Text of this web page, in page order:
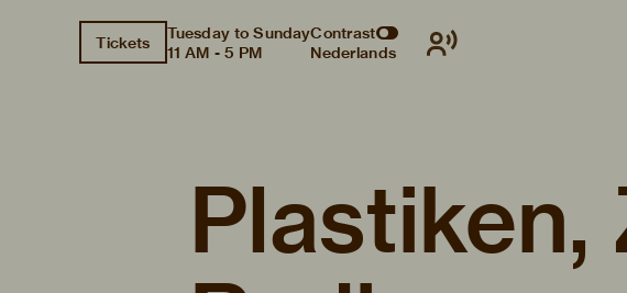
Tickets
Tuesday to Sunday
11 AM - 5 PM
Contrast
Nederlands
Plastiken,